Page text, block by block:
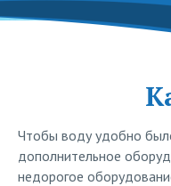
Чтобы воду удобно
дополнительное
недорогое